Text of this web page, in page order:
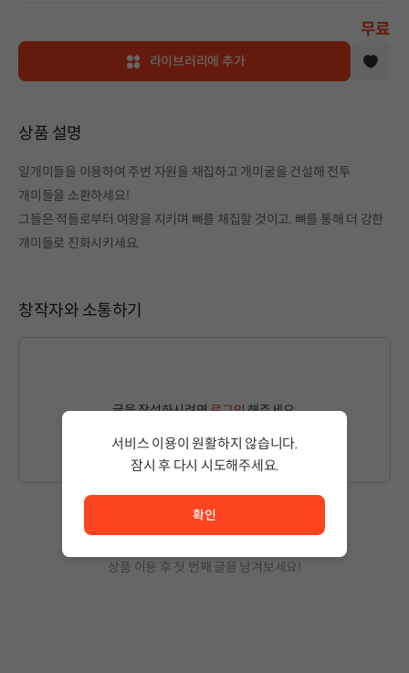
무료
라이브러리에 추가
상품 설명
일개미들을 이용하여 주변 자원을 채집하고 개미굴을 건설해 전투
개미들을 소환하세요!
그들은 적들로부터 여왕을 지키며 뼈를 채집할 것이고, 뼈를 통해 더 강한
개미들로 진화시키세요.
창작자와 소통하기
글을 작성하시려면로그인해주세요.
상품 이용 후 첫 번째 글을 남겨보세요!
서비스 이용이 원활하지 않습니다.
잠시 후 다시 시도해주세요.
확인